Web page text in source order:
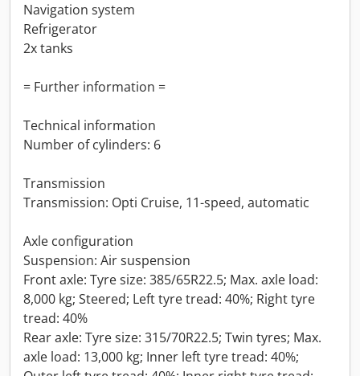
Navigation system
Refrigerator
2x tanks
= Further information =
Technical information
Number of cylinders: 6
Transmission
Transmission: Opti Cruise, 11-speed, automatic
Axle configuration
Suspension: Air suspension
Front axle: Tyre size: 385/65R22.5; Max. axle load:
8,000 kg; Steered; Left tyre tread: 40%; Right tyre
tread: 40%
Rear axle: Tyre size: 315/70R22.5; Twin tyres; Max.
axle load: 13,000 kg; Inner left tyre tread: 40%;